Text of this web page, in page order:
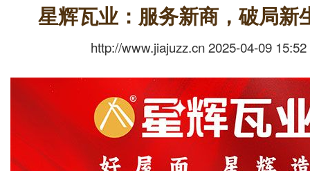
星辉瓦业：服务新商，破局新
http://www.jiajuzz.cn 2025-04-09 15:52